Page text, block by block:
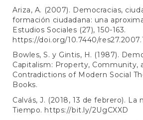
Ariza, A. (2007). Democracias,
formación ciudadana: una
Estudios Sociales (27), 150-163.
https://doi.org/10.7440/
Bowles, S. y Gintis, H. (1987).
Capitalism: Property, Community,
Contradictions of Modern Social
Books.
Calvás, J. (2018, 13 de febrero). La
Tiempo. https://bit.ly/2UgCXXD